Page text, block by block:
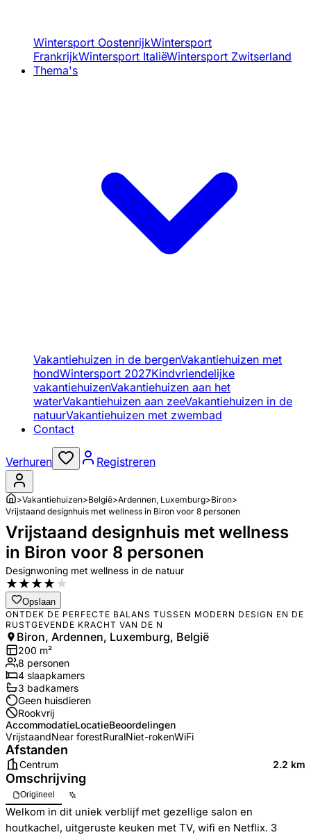
Wintersport OostenrijkWintersport
FrankrijkWintersport ItaliëWintersport Zwitserland
Thema's
Vakantiehuizen in de bergenVakantiehuizen met
hondWintersport 2027Kindvriendelijke
vakantiehuizenVakantiehuizen aan het
waterVakantiehuizen aan zeeVakantiehuizen in de
natuurVakantiehuizen met zwembad
Contact
Verhuren Registreren
>Vakantiehuizen>België>Ardennen, Luxemburg>Biron>
Vrijstaand designhuis met wellness in Biron voor 8 personen
Vrijstaand designhuis met wellness
in Biron voor 8 personen
Designwoning met wellness in de natuur
★★★★★
Opslaan
ONTDEK DE PERFECTE BALANS TUSSEN MODERN DESIGN EN DE
RUSTGEVENDE KRACHT VAN DE N
Biron, Ardennen, Luxemburg, België
200 m²
8 personen
4 slaapkamers
3 badkamers
Geen huisdieren
Rookvrij
AccommodatieLocatieBeoordelingen
VrijstaandNear forestRuralNiet-rokenWiFi
Afstanden
Centrum 2.2 km
Omschrijving
Origineel
Welkom in dit uniek verblijf met gezellige salon en
houtkachel, uitgeruste keuken met TV, wifi en Netflix. 3